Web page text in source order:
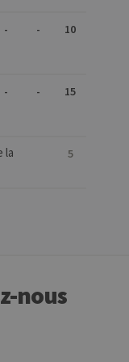
- - 10
- - 15
la
5
nous
anonyme par le serveur.
est suivi d'une courte
pour le domaine